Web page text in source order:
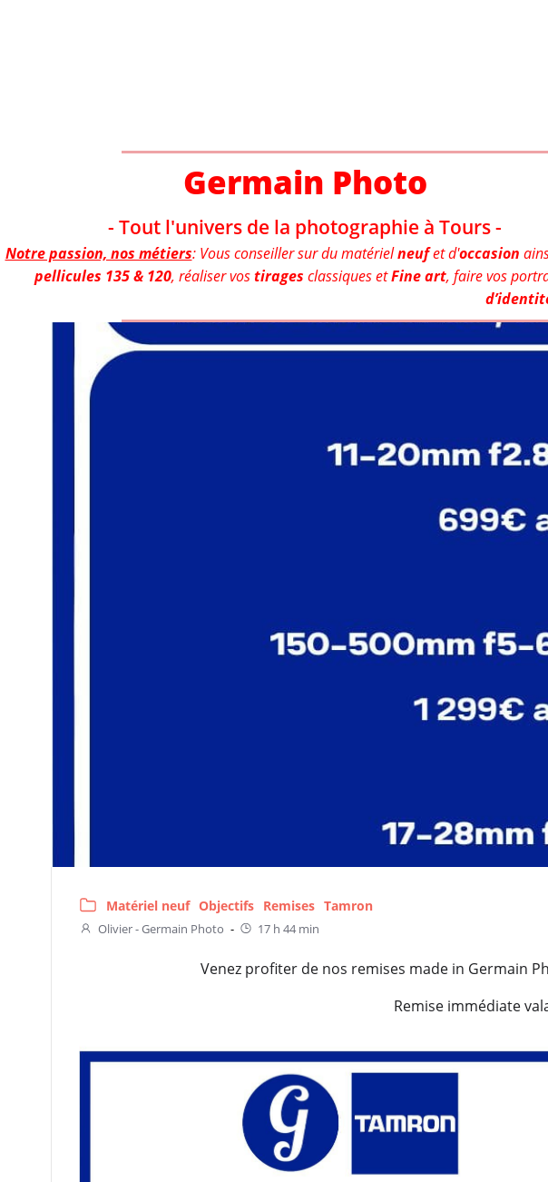
Germain Photo
- Tout l'univers de la photographie à Tours -
Notre passion, nos métiers: Vous conseiller sur du matérielneuf et d'occasion
pellicules 135 & 120, réaliser vostirages classiques etFine art, faire vos
Matériel neuf Objectifs Remises Tamron
Olivier - Germain Photo - 17 h 44 min
Venez profiter de nos remises made in Germain
Remise immédiate